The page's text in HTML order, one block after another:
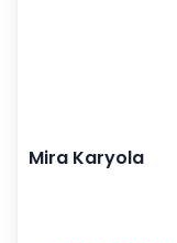
Mira Karyola